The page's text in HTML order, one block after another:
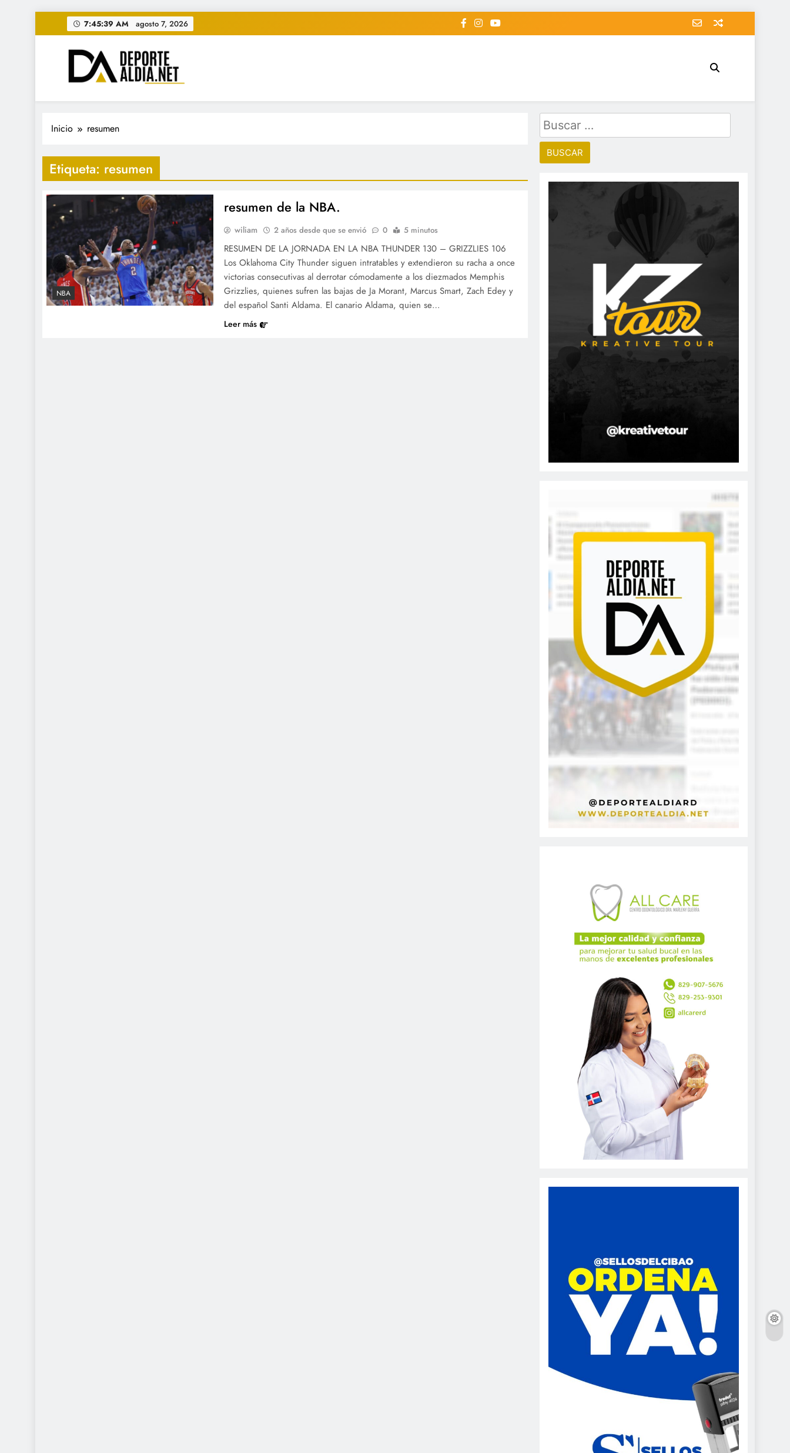
al
contenido
7:45:40 AM agosto 7, 2026
• DEPORTE AL DIA • "Periodico Deportivo Digital"
www.deportealdia.net #deportealdia #deportealdiard #deportealdiaperiodico
Inicio resumen
Etiqueta: resumen
NBA
resumen de la NBA.
wiliam 2 años desde que se envió 0 5 minutos
RESUMEN DE LA JORNADA EN LA NBA THUNDER 130 – GRIZZLIES 106
Los Oklahoma City Thunder siguen intratables y extendieron su racha a once
victorias consecutivas al derrotar cómodamente a los diezmados Memphis
Grizzlies, quienes sufren las bajas de Ja Morant, Marcus Smart, Zach Edey y
del español Santi Aldama. El canario Aldama, quien se…
Leer más
Buscar: